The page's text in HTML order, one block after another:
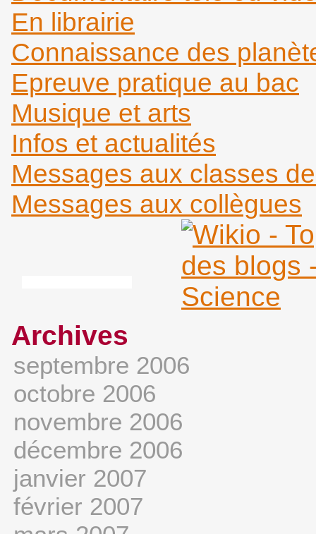
En librairie
Connaissance des
Epreuve pratique au bac
Musique et arts
Infos et actualités
Messages aux classes
Messages aux collègues
Archives
septembre 2006
octobre 2006
novembre 2006
décembre 2006
janvier 2007
février 2007